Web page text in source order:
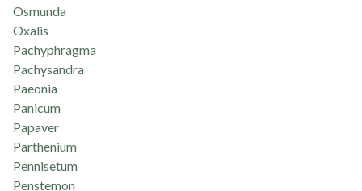
Osmunda
Oxalis
Pachyphragma
Pachysandra
Paeonia
Panicum
Papaver
Parthenium
Pennisetum
Penstemon